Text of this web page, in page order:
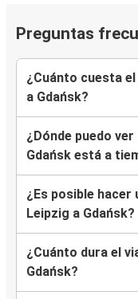
Preguntas
¿Cuánto cuesta
a Gdańsk?
¿Dónde puedo
Gdańsk está a
¿Es posible hacer
Leipzig a Gdańsk?
¿Cuánto dura el
Gdańsk?